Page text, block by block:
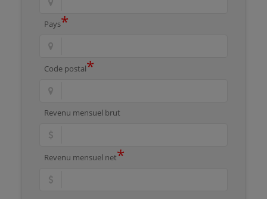
Pays*
Code postal*
Revenu mensuel brut
Revenu mensuel net*